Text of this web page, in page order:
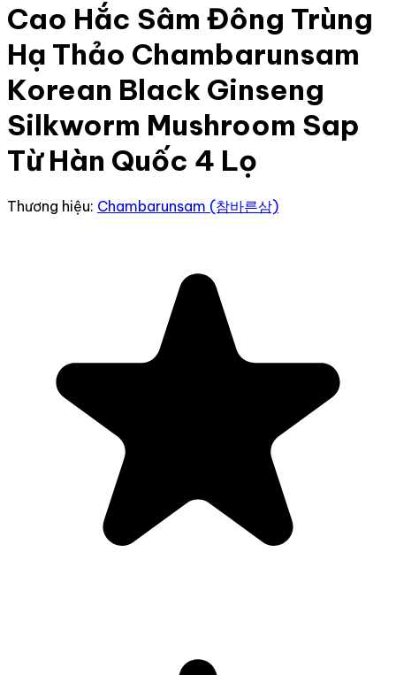
Cao Hắc Sâm Đông Trùng
Hạ Thảo Chambarunsam
Korean Black Ginseng
Silkworm Mushroom Sap
Từ Hàn Quốc 4 Lọ
Thương hiệu: Chambarunsam (참바른삼)